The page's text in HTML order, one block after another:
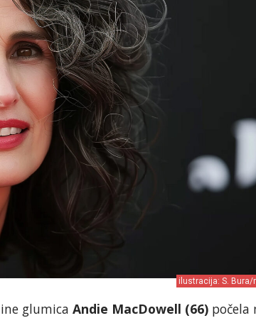
ilustracija: S. Bura/
glumica Andie MacDowell (66) počela